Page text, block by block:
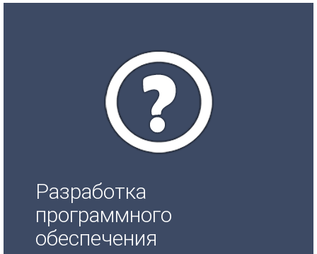
Разработка
программного
обеспечения